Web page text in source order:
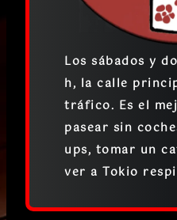
Los sábados y
h, la calle
tráfico. Es el
pasear sin
ups, tomar un
ver a Tokio